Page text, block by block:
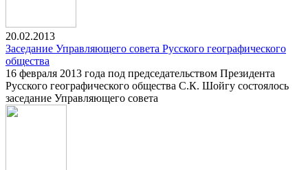
20.02.2013
Заседание Управляющего совета Русского географического
общества
16 февраля 2013 года под председательством Президента
Русского географического общества С.К. Шойгу состоялось
заседание Управляющего совета